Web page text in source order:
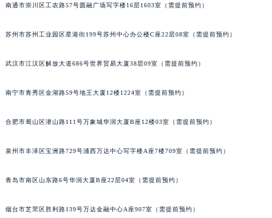
南通市崇川区工农路57号圆融广场写字楼16层1603室（需提前预约）
苏州市苏州工业园区星港街199号苏州中心办公楼C座22层08室（需提前预约）
武汉市江汉区解放大道686号世界贸易大厦38层09室（需提前预约）
南宁市青秀区金湖路59号地王大厦12楼1224室（需提前预约）
合肥市蜀山区潜山路111号万象城华润大厦B座12楼03室（需提前预约）
泉州市丰泽区宝洲路729号浦西万达中心写字楼A座7楼709室（需提前预约）
青岛市南区山东路6号华润大厦B座22层04室（需提前预约）
烟台市芝罘区胜利路139号万达金融中心A座907室（需提前预约）